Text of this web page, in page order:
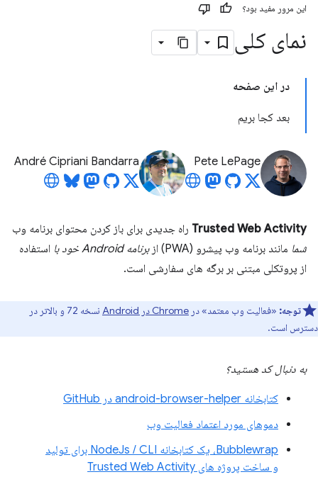
این مرور مفید بود؟
نمای کلی
در این صفحه
بعد کجا بریم
Pete LePage
André Cipriani Bandarra
Trusted Web Activity راه جدیدی برای باز کردن محتوای برنامه وب
شما مانند برنامه وب پیشرو (PWA) از برنامه Android خود با استفاده
از پروتکلی مبتنی بر برگه های سفارشی است.
توجه: «فعالیت وب معتمد» در Chrome در Android
نسخه 72 و بالاتر در
دسترس است.
به دنبال کد هستید؟
کتابخانه android-browser-helper در GitHub
دموهای مورد اعتماد فعالیت وب
Bubblewrap، یک کتابخانه NodeJs / CLI برای تولید
و ساخت پروژه های Trusted Web Activity